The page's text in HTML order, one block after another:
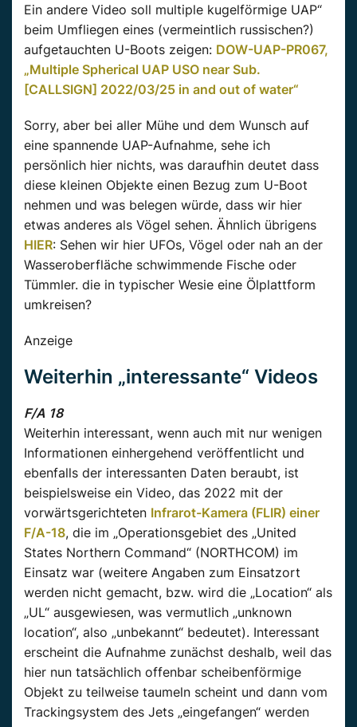
Ein andere Video soll multiple kugelförmige UAP“
beim Umfliegen eines (vermeintlich russischen?)
aufgetauchten U-Boots zeigen: DOW-UAP-PR067,
„Multiple Spherical UAP USO near Sub.
[CALLSIGN] 2022/03/25 in and out of water“
Sorry, aber bei aller Mühe und dem Wunsch auf
eine spannende UAP-Aufnahme, sehe ich
persönlich hier nichts, was daraufhin deutet dass
diese kleinen Objekte einen Bezug zum U-Boot
nehmen und was belegen würde, dass wir hier
etwas anderes als Vögel sehen. Ähnlich übrigens
HIER: Sehen wir hier UFOs, Vögel oder nah an der
Wasseroberfläche schwimmende Fische oder
Tümmler. die in typischer Wesie eine Ölplattform
umkreisen?
Anzeige
Weiterhin „interessante“ Videos
F/A 18
Weiterhin interessant, wenn auch mit nur wenigen
Informationen einhergehend veröffentlicht und
ebenfalls der interessanten Daten beraubt, ist
beispielsweise ein Video, das 2022 mit der
vorwärtsgerichteten Infrarot-Kamera (FLIR) einer
F/A-18, die im „Operationsgebiet des „United
States Northern Command“ (NORTHCOM) im
Einsatz war (weitere Angaben zum Einsatzort
werden nicht gemacht, bzw. wird die „Location“ als
„UL“ ausgewiesen, was vermutlich „unknown
location“, also „unbekannt“ bedeutet). Interessant
erscheint die Aufnahme zunächst deshalb, weil das
hier nun tatsächlich offenbar scheibenförmige
Objekt zu teilweise taumeln scheint und dann vom
Trackingsystem des Jets „eingefangen“ werden